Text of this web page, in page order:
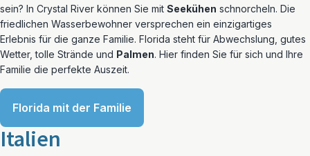
sein? In Crystal River können Sie mit Seekühen schnorcheln. Die
friedlichen Wasserbewohner versprechen ein einzigartiges
Erlebnis für die ganze Familie. Florida steht für Abwechslung, gutes
Wetter, tolle Strände und Palmen. Hier finden Sie für sich und Ihre
Familie die perfekte Auszeit.
Florida mit der Familie
Italien